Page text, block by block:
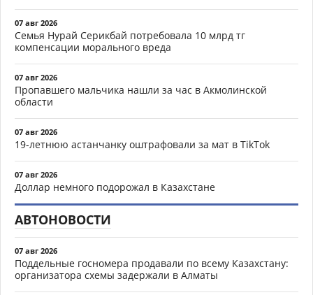
07 авг 2026
Семья Нурай Серикбай потребовала 10 млрд тг
компенсации морального вреда
07 авг 2026
Пропавшего мальчика нашли за час в Акмолинской
области
07 авг 2026
19-летнюю астанчанку оштрафовали за мат в TikTok
07 авг 2026
Доллар немного подорожал в Казахстане
АВТОНОВОСТИ
07 авг 2026
Поддельные госномера продавали по всему Казахстану:
организатора схемы задержали в Алматы